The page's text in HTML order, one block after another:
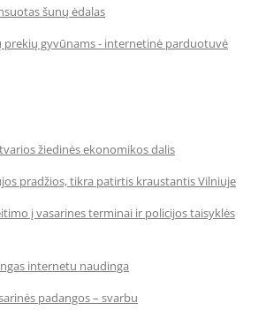
šunų ėdalas
prekių gyvūnams - internetinė parduotuvė
žiedinės ekonomikos dalis
pradžios, tikra patirtis kraustantis Vilniuje
į vasarines terminai ir policijos taisyklės
internetu naudinga
padangos – svarbu